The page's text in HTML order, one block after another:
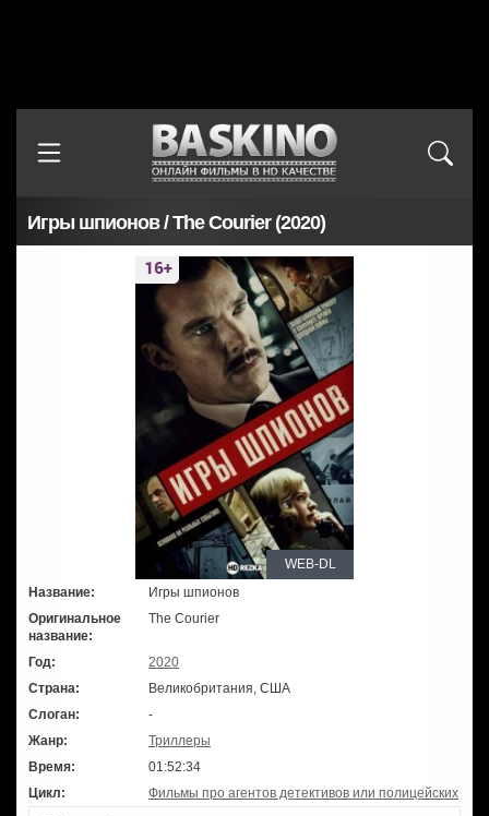
Игры шпионов / The Courier (2020)
WEB-DL
Название:
Игры шпионов
Оригинальное
название:
The Courier
Год:
2020
Страна:
Великобритания, США
Слоган:
-
Жанр:
Триллеры
Время:
01:52:34
Цикл:
Фильмы про агентов детективов или полицейских